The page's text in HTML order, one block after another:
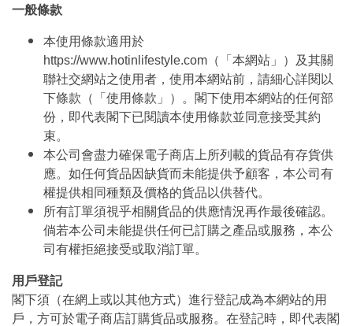
一般條款
本使用條款適用於
https://www.hotinlifestyle.com（「本網站」）及其關
聯社交網站之使用者，使用本網站前，請細心詳閱以
下條款（「使用條款」）。閣下使用本網站的任何部
份，即代表閣下已閱讀本使用條款並同意接受其約
束。
本公司會盡力確保電子商店上所列載的貨品有存貨供
應。如任何貨品因缺貨而未能提供予顧客，本公司有
權提供相同種類及價格的貨品以供替代。
所有訂單須視乎相關貨品的供應情況再作最後確認。
倘若本公司未能提供任何已訂購之產品或服務，本公
司有權拒絕接受或取消訂單。
用戶登記
閣下須（在網上或以其他方式）進行登記成為本網站的用
戶，方可於電子商店訂購貨品或服務。在登記時，即代表閣